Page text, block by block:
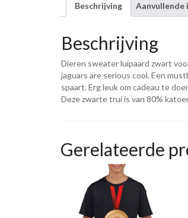
Beschrijving
Beschrijving
Dieren sweater luipaard zwart
jaguars are serious cool. Een
spaart. Erg leuk om cadeau te
Deze zwarte trui is van 80%
Gerelateerde